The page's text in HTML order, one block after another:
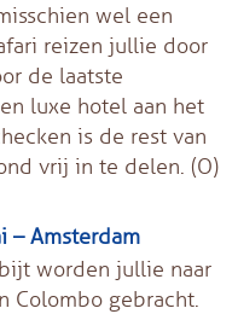
wel een
reizen jullie door
de laatste
luxe hotel aan het
is de rest van
vrij in te delen. (O)
– Amsterdam
worden jullie naar
Colombo gebracht.